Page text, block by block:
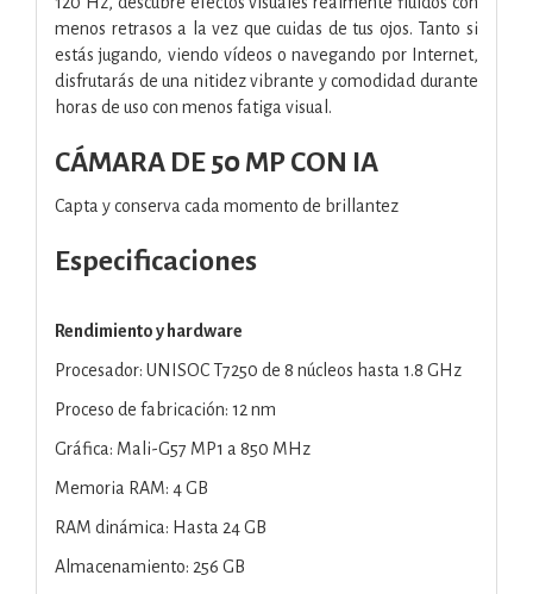
menos retrasos a la vez que cuidas de tus ojos. Tanto si
estás jugando, viendo vídeos o navegando por Internet,
disfrutarás de una nitidez vibrante y comodidad durante
horas de uso con menos fatiga visual.
CÁMARA DE 50 MP CON IA
Capta y conserva cada momento de brillantez
Especificaciones
Rendimiento y hardware
Procesador: UNISOC T7250 de 8 núcleos hasta 1.8 GHz
Proceso de fabricación: 12 nm
Gráfica: Mali-G57 MP1 a 850 MHz
Memoria RAM: 4 GB
RAM dinámica: Hasta 24 GB
Almacenamiento: 256 GB